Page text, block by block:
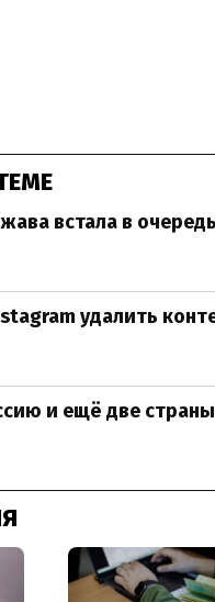
встала в
удалить
и ещё две